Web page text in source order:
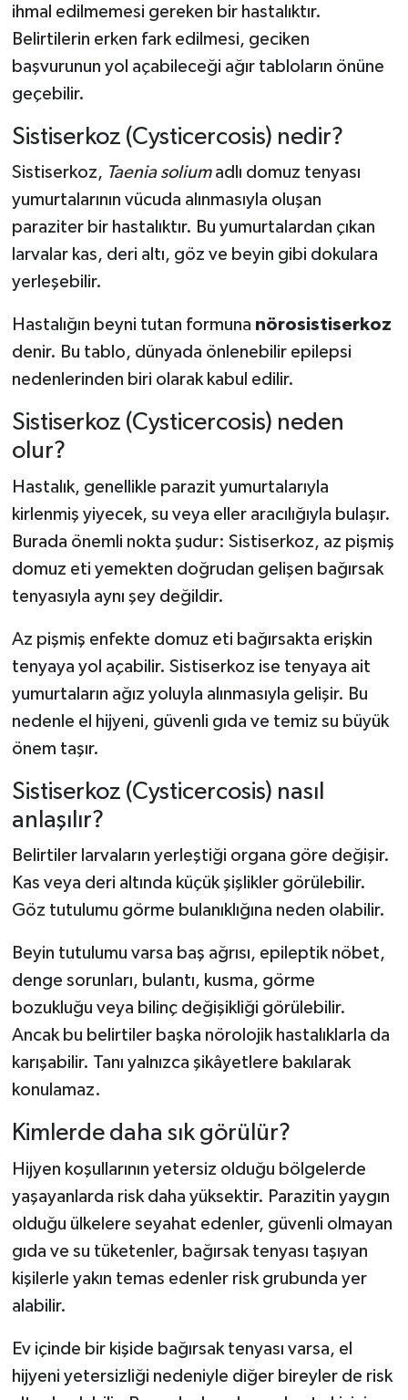
ihmal edilmemesi gereken bir hastalıktır.
Belirtilerin erken fark edilmesi, geciken
başvurunun yol açabileceği ağır tabloların önüne
geçebilir.
Sistiserkoz (Cysticercosis) nedir?
Sistiserkoz, Taenia soliumadlı domuz tenyası
yumurtalarının vücuda alınmasıyla oluşan
paraziter bir hastalıktır. Bu yumurtalardan çıkan
larvalar kas, deri altı, göz ve beyin gibi dokulara
yerleşebilir.
Hastalığın beyni tutan formuna nörosistiserkoz
denir. Bu tablo, dünyada önlenebilir epilepsi
nedenlerinden biri olarak kabul edilir.
Sistiserkoz (Cysticercosis) neden
olur?
Hastalık, genellikle parazit yumurtalarıyla
kirlenmiş yiyecek, su veya eller aracılığıyla bulaşır.
Burada önemli nokta şudur: Sistiserkoz, az pişmiş
domuz eti yemekten doğrudan gelişen bağırsak
tenyasıyla aynı şey değildir.
Az pişmiş enfekte domuz eti bağırsakta erişkin
tenyaya yol açabilir. Sistiserkoz ise tenyaya ait
yumurtaların ağız yoluyla alınmasıyla gelişir. Bu
nedenle el hijyeni, güvenli gıda ve temiz su büyük
önem taşır.
Sistiserkoz (Cysticercosis) nasıl
anlaşılır?
Belirtiler larvaların yerleştiği organa göre değişir.
Kas veya deri altında küçük şişlikler görülebilir.
Göz tutulumu görme bulanıklığına neden olabilir.
Beyin tutulumu varsa baş ağrısı, epileptik nöbet,
denge sorunları, bulantı, kusma, görme
bozukluğu veya bilinç değişikliği görülebilir.
Ancak bu belirtiler başka nörolojik hastalıklarla da
karışabilir. Tanı yalnızca şikâyetlere bakılarak
konulamaz.
Kimlerde daha sık görülür?
Hijyen koşullarının yetersiz olduğu bölgelerde
yaşayanlarda risk daha yüksektir. Parazitin yaygın
olduğu ülkelere seyahat edenler, güvenli olmayan
gıda ve su tüketenler, bağırsak tenyası taşıyan
kişilerle yakın temas edenler risk grubunda yer
alabilir.
Ev içinde bir kişide bağırsak tenyası varsa, el
hijyeni yetersizliği nedeniyle diğer bireyler de risk